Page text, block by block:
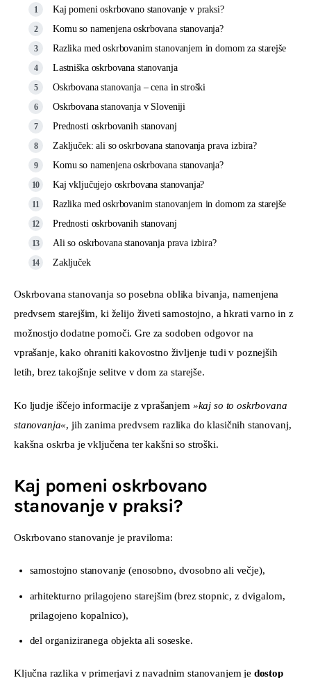
Kaj pomeni oskrbovano stanovanje v praksi?
Komu so namenjena oskrbovana stanovanja?
Razlika med oskrbovanim stanovanjem in domom za starejše
Lastniška oskrbovana stanovanja
Oskrbovana stanovanja – cena in stroški
Oskrbovana stanovanja v Sloveniji
Prednosti oskrbovanih stanovanj
Zaključek: ali so oskrbovana stanovanja prava izbira?
Komu so namenjena oskrbovana stanovanja?
Kaj vključujejo oskrbovana stanovanja?
Razlika med oskrbovanim stanovanjem in domom za starejše
Prednosti oskrbovanih stanovanj
Ali so oskrbovana stanovanja prava izbira?
Zaključek
Oskrbovana stanovanja so posebna oblika bivanja, namenjena
predvsem starejšim, ki želijo živeti samostojno, a hkrati varno in z
možnostjo dodatne pomoči. Gre za sodoben odgovor na
vprašanje, kako ohraniti kakovostno življenje tudi v poznejših
letih, brez takojšnje selitve v dom za starejše.
Ko ljudje iščejo informacije z vprašanjem »kaj so to oskrbovana
stanovanja«, jih zanima predvsem razlika do klasičnih stanovanj,
kakšna oskrba je vključena ter kakšni so stroški.
Kaj pomeni oskrbovano
stanovanje v praksi?
Oskrbovano stanovanje je praviloma:
samostojno stanovanje (enosobno, dvosobno ali večje),
arhitekturno prilagojeno starejšim (brez stopnic, z dvigalom,
prilagojeno kopalnico),
del organiziranega objekta ali soseske.
Ključna razlika v primerjavi z navadnim stanovanjem je dostop